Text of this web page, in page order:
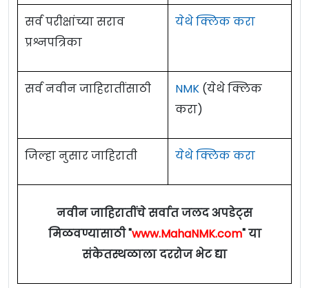
सर्व परीक्षांच्या सराव
प्रश्नपत्रिका
येथे क्लिक करा
सर्व नवीन जाहिरातींसाठी NMK (येथे क्लिक
करा)
जिल्हा नुसार जाहिराती येथे क्लिक करा
नवीन जाहिरातींचे सर्वात जलद अपडेट्स
मिळवण्यासाठी "www.MahaNMK.com" या
संकेतस्थळाला दररोज भेट द्या